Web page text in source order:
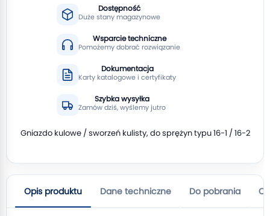
Dostępność
Duże stany magazynowe
Wsparcie techniczne
Pomożemy dobrać rozwiązanie
Dokumentacja
Karty katalogowe i certyfikaty
Szybka wysyłka
Zamów dziś, wyślemy jutro
Gniazdo kulowe / sworzeń kulisty, do sprężyn typu 16-1 / 16-2
Opis produktu Dane techniczne Do pobrania